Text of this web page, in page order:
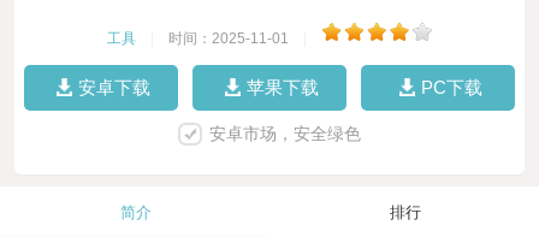
工具 时间：2025-11-01
安卓下载 苹果下载 PC下载
安卓市场，安全绿色
简介 排行